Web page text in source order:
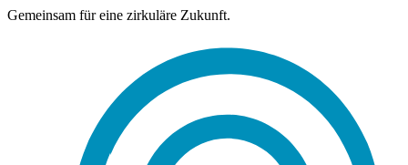
Gemeinsam für eine zirkuläre Zukunft.